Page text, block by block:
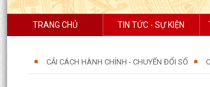
TRANG CHỦ TIN TỨC - SỰ KIỆN
CẢI CÁCH HÀNH CHÍNH - CHUYỂN ĐỔI SỐ